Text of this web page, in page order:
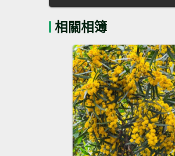
相關相簿